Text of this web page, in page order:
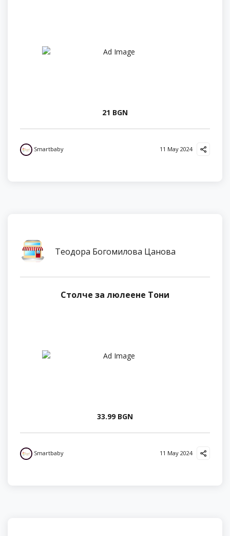
21 BGN
Smartbaby 11 May 2024
Теодора Богомилова Цанова
Столче за люлеене Тони
33.99 BGN
Smartbaby 11 May 2024